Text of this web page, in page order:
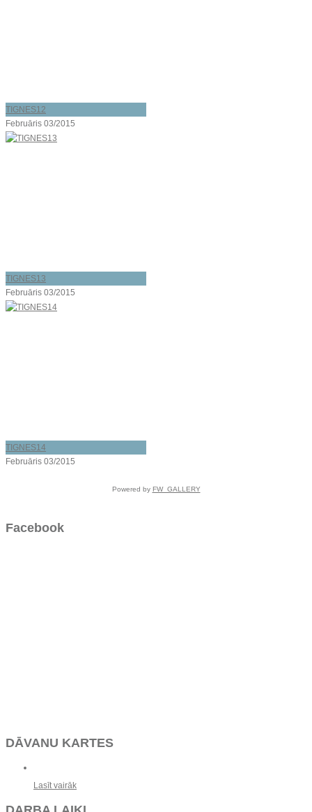
TIGNES12
Februāris 03/2015
TIGNES13
Februāris 03/2015
TIGNES14
Februāris 03/2015
Powered by FW_GALLERY
Facebook
DĀVANU KARTES
Lasīt vairāk